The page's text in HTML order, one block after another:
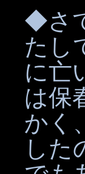
◆さ
たし
に亡
は保
かく
した